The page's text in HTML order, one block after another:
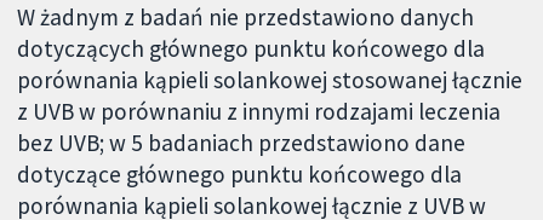
W żadnym z badań nie przedstawiono danych
dotyczących głównego punktu końcowego dla
porównania kąpieli solankowej stosowanej łącznie
z UVB w porównaniu z innymi rodzajami leczenia
bez UVB; w 5 badaniach przedstawiono dane
dotyczące głównego punktu końcowego dla
porównania kąpieli solankowej łącznie z UVB w